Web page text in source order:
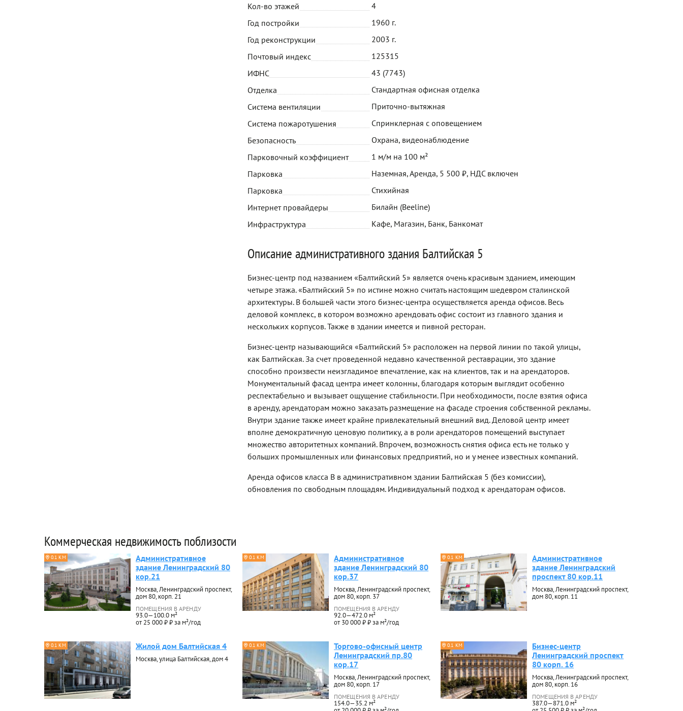
Кол-во этажей
4
Год постройки
1960 г.
Год реконструкции
2003 г.
Почтовый индекс
125315
ИФНС
43 (7743)
Отделка
Стандартная офисная отделка
Система вентиляции
Приточно-вытяжная
Система пожаротушения
Спринклерная с оповещением
Безопасность
Охрана, видеонаблюдение
Парковочный коэффициент
1 м/м на 100 м²
Парковка
Наземная, Аренда, 5 500 ₽, НДС включен
Парковка
Стихийная
Интернет провайдеры
Билайн (Beeline)
Инфраструктура
Кафе, Магазин, Банк, Банкомат
Описание административного здания Балтийская 5
Бизнес-центр под названием «Балтийский 5» является очень красивым зданием, имеющим
четыре этажа. «Балтийский 5» по истине можно считать настоящим шедевром сталинской
архитектуры. В большей части этого бизнес-центра осуществляется аренда офисов. Весь
деловой комплекс, в котором возможно арендовать офис состоит из главного здания и
нескольких корпусов. Также в здании имеется и пивной ресторан.
Бизнес-центр называющийся «Балтийский 5» расположен на первой линии по такой улицы,
как Балтийская. За счет проведенной недавно качественной реставрации, это здание
способно произвести неизгладимое впечатление, как на клиентов, так и на арендаторов.
Монументальный фасад центра имеет колонны, благодаря которым выглядит особенно
респектабельно и вызывает ощущение стабильности. При необходимости, после взятия офиса
в аренду, арендаторам можно заказать размещение на фасаде строения собственной рекламы.
Внутри здание также имеет крайне привлекательный внешний вид. Деловой центр имеет
вполне демократичную ценовую политику, а в роли арендаторов помещений выступает
множество авторитетных компаний. Впрочем, возможность снятия офиса есть не только у
больших промышленных или финансовых предприятий, но и у менее известных компаний.
Аренда офисов класса B в административном здании Балтийская 5 (без комиссии),
обновления по свободным площадям. Индивидуальный подход к арендаторам офисов.
Коммерческая недвижимость поблизости
0.1 КМ
Административное
здание Ленинградский 80
кор.21
Москва, Ленинградский проспект,
дом 80, корп. 21
ПОМЕЩЕНИЯ В АРЕНДУ
93.0—100.0 м²
от 25 000 ₽ ₽ за м²/год
0.1 КМ
Административное
здание Ленинградский 80
кор.37
Москва, Ленинградский проспект,
дом 80, корп. 37
ПОМЕЩЕНИЯ В АРЕНДУ
92.0—472.0 м²
от 30 000 ₽ ₽ за м²/год
0.1 КМ
Административное
здание Ленинградский
проспект 80 кор.11
Москва, Ленинградский проспект,
дом 80, корп. 11
0.1 КМ Жилой дом Балтийская 4
Москва, улица Балтийская, дом 4
0.1 КМ
Торгово-офисный центр
Ленинградский пр.80
кор.17
Москва, Ленинградский проспект,
дом 80, корп. 17
ПОМЕЩЕНИЯ В АРЕНДУ
154.0—35.2 м²
0.1 КМ
Бизнес-центр
Ленинградский проспект
80 корп. 16
Москва, Ленинградский проспект,
дом 80, корп. 16
ПОМЕЩЕНИЯ В АРЕНДУ
387.0—871.0 м²